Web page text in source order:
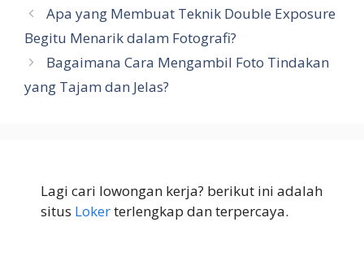
Apa yang Membuat Teknik Double Exposure
Begitu Menarik dalam Fotografi?
Bagaimana Cara Mengambil Foto Tindakan
yang Tajam dan Jelas?
Lagi cari lowongan kerja? berikut ini adalah
situs Lokerterlengkap dan terpercaya.